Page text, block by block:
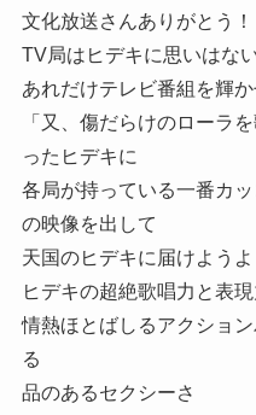
文化放送さんありがとう！
TV局はヒデキに思いはな
あれだけテレビ番組を輝
「又、傷だらけのローラ
ったヒデキに
各局が持っている一番カ
の映像を出して
天国のヒデキに届けようよ
ヒデキの超絶歌唱力と表現
情熱ほとばしるアクショ
る
品のあるセクシーさ